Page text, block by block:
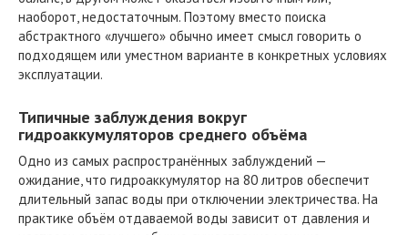
наоборот, недостаточным. Поэтому вместо поиска
абстрактного «лучшего» обычно имеет смысл говорить о
подходящем или уместном варианте в конкретных условиях
эксплуатации.
Типичные заблуждения вокруг
гидроаккумуляторов среднего объёма
Одно из самых распространённых заблуждений —
ожидание, что гидроаккумулятор на 80 литров обеспечит
длительный запас воды при отключении электричества. На
практике объём отдаваемой воды зависит от давления и